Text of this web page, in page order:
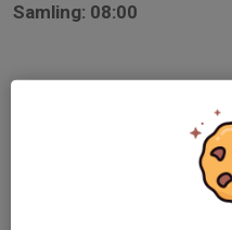
Samling: 08:00